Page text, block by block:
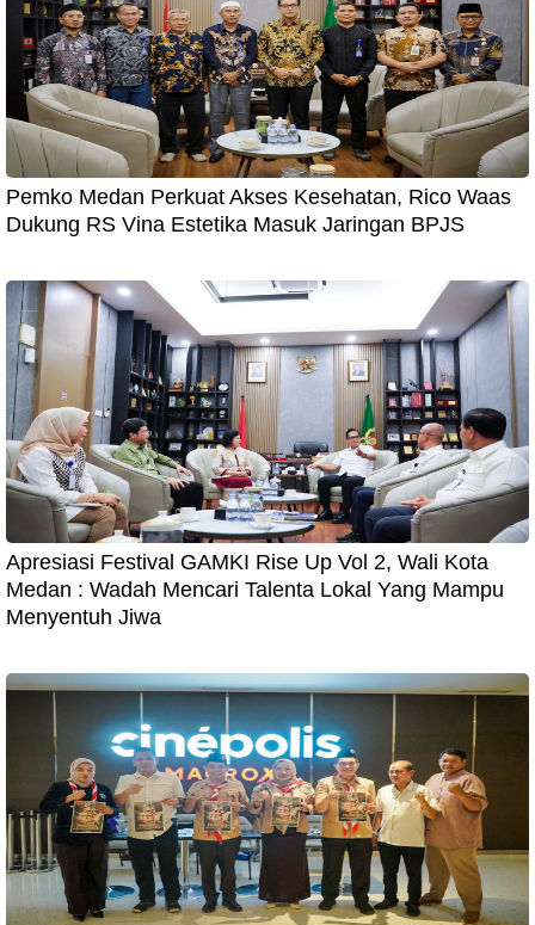
Pemko Medan Perkuat Akses Kesehatan, Rico Waas
Dukung RS Vina Estetika Masuk Jaringan BPJS
Apresiasi Festival GAMKI Rise Up Vol 2, Wali Kota
Medan : Wadah Mencari Talenta Lokal Yang Mampu
Menyentuh Jiwa